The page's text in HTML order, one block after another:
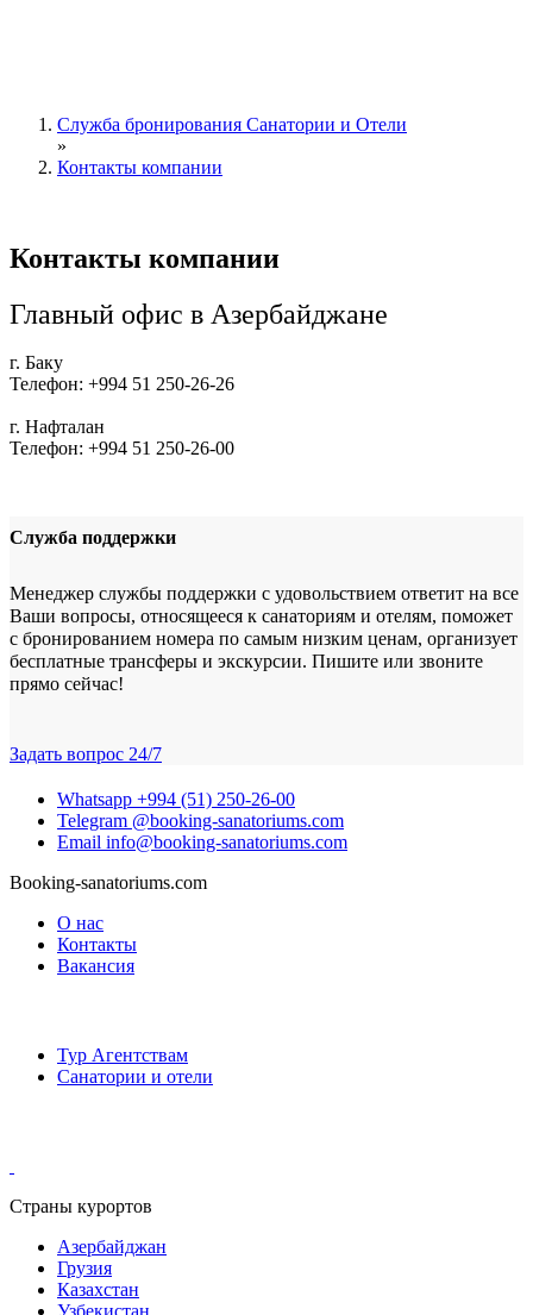
Служба бронирования Санатории и Отели
»
Контакты компании
Контакты компании
Главный офис в Азербайджане
г. Баку
Телефон: +994 51 250-26-26
г. Нафталан
Телефон: +994 51 250-26-00
Служба поддержки
Менеджер службы поддержки с удовольствием ответит на все
Ваши вопросы, относящееся к санаториям и отелям, поможет
с бронированием номера по самым низким ценам, организует
бесплатные трансферы и экскурсии. Пишите или звоните
прямо сейчас!
Задать вопрос 24/7
Whatsapp +994 (51) 250-26-00
Telegram @booking-sanatoriums.com
Email info@booking-sanatoriums.com
Booking-sanatoriums.com
О нас
Контакты
Вакансия
Тур Агентствам
Санатории и отели
Страны курортов
Азербайджан
Грузия
Казахстан
Узбекистан